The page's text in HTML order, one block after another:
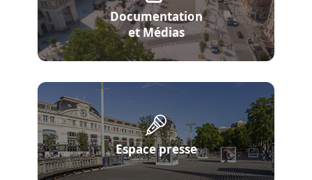
Documentation
et Médias
Espace presse